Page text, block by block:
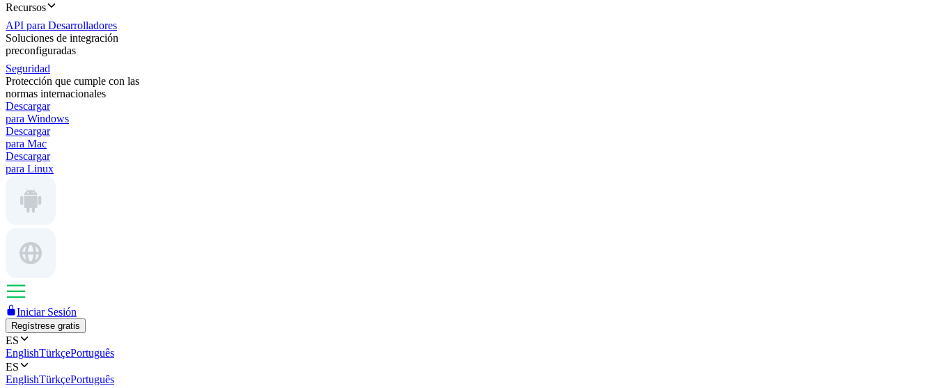
Recursos
API para Desarrolladores
Soluciones de integración
preconfiguradas
Seguridad
Protección que cumple con las
normas internacionales
Descargar
para Windows
Descargar
para Mac
Descargar
para Linux
Iniciar Sesión
Regístrese gratis
ES
EnglishTürkçePortuguês
ES
EnglishTürkçePortuguês